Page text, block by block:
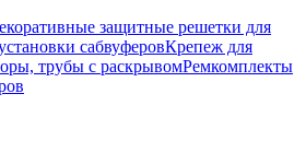
защитные решетки для
сабвуферовКрепеж для
трубы с раскрывомРемкомплекты